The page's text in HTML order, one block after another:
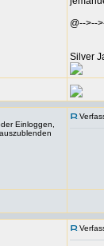
@-->--
Silver
Einloggen,